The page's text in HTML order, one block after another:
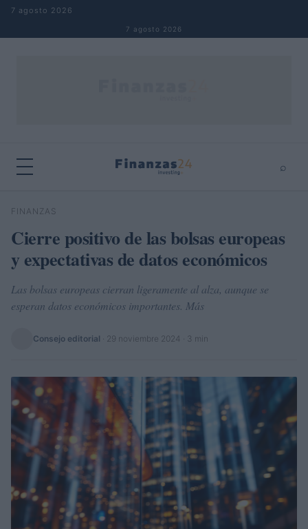
Saltar al contenido
7 agosto 2026
7 agosto 2026
⌕
Buscar
FINANZAS
Cierre positivo de las bolsas europeas
y expectativas de datos económicos
Las bolsas europeas cierran ligeramente al alza, aunque se
esperan datos económicos importantes. Más
Consejo editorial 29 noviembre 2024 · 3 min